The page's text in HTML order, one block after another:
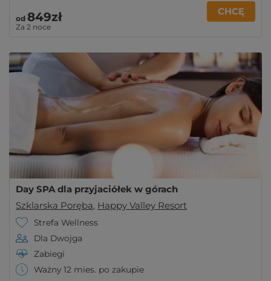
od 849zł
Za 2 noce
CHCĘ
Day SPA dla przyjaciółek w górach
Szklarska Poręba, Happy Valley Resort
Strefa Wellness
Dla Dwojga
Zabiegi
Ważny 12 mies. po zakupie